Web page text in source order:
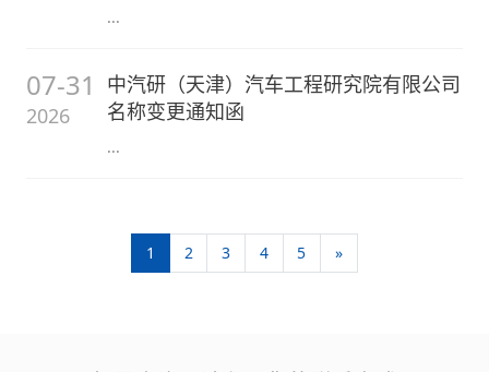
...
07-31
2026
中汽研（天津）汽车工程研究院有限公司
名称变更通知函
...
1 2 3 4 5 »